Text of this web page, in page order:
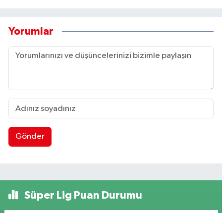
Yorumlar
Gönder
Süper Lig Puan Durumu